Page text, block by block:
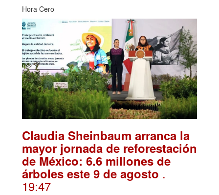
Hora Cero
Claudia Sheinbaum arranca la
mayor jornada de reforestación
de México: 6.6 millones de
árboles este 9 de agosto .
19:47